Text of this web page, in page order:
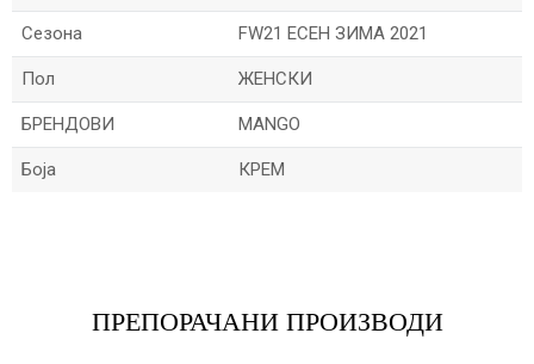
Сезона FW21 ЕСЕН ЗИМА 2021
Пол ЖЕНСКИ
БРЕНДОВИ MANGO
Боја КРЕМ
ПРЕПОРАЧАНИ ПРОИЗВОДИ